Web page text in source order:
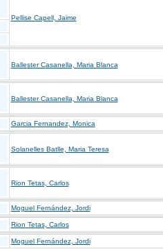
Pellise Capell, Jaime
Ballester Casanella, Maria Blanca
Ballester Casanella, Maria Blanca
Garcia Fernandez, Monica
Solanelles Batlle, Maria Teresa
Rion Tetas, Carlos
Moguel Fernández, Jordi
Rion Tetas, Carlos
Moguel Fernández, Jordi